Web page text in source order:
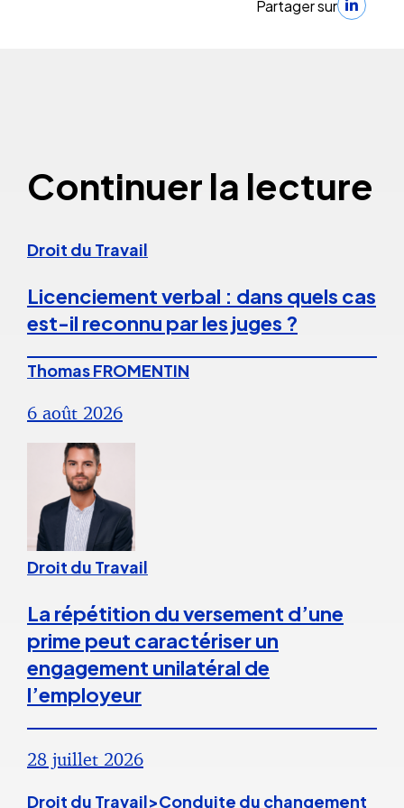
Partager sur
Continuer la lecture
Droit du Travail
Licenciement verbal : dans quels cas
est-il reconnu par les juges ?
Thomas FROMENTIN
6 août 2026
Droit du Travail
La répétition du versement d’une
prime peut caractériser un
engagement unilatéral de
l’employeur
28 juillet 2026
Droit du Travail>Conduite du changement